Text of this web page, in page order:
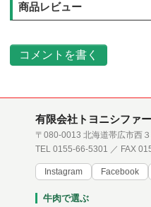
商品レビュー
コメントを書く
有限会社トヨニシファ
〒080-0013 北海道帯広市西
TEL 0155-66-5301 ／ FAX
Instagram Facebook
牛肉で選ぶ